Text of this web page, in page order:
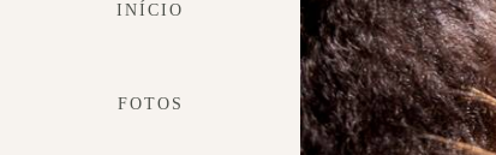
INÍCIO
FOTOS